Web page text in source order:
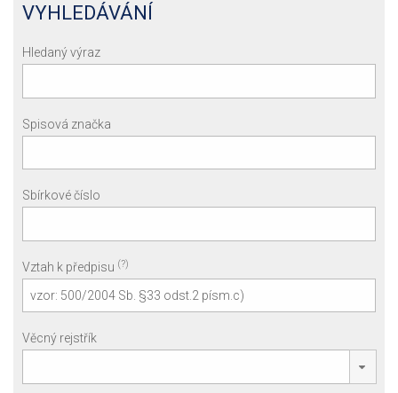
VYHLEDÁVÁNÍ
Hledaný výraz
Spisová značka
Sbírkové číslo
Vztah k předpisu (?)
Věcný rejstřík